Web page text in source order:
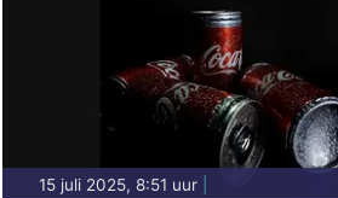
15 juli 2025, 8:51 uur|